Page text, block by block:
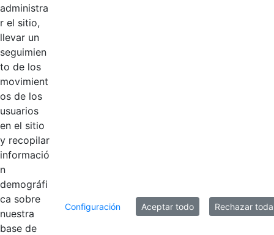
Por página
Mostrando el intervalo 1 - 5 de 5 resultados.
administra
r el sitio,
llevar un
seguimien
to de los
movimient
os de los
usuarios
en el sitio
y recopilar
informació
n
demográfi
ca sobre
nuestra
base de
Configuración Aceptar todo Rechazar